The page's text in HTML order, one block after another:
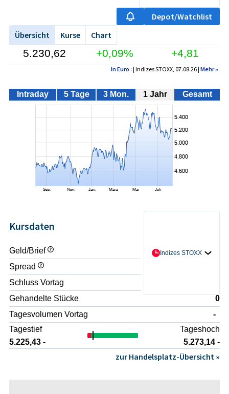
Depot/Watchlist
Übersicht
Kurse Chart
5.230,62 +0,09% +4,81
In Euro : | Indizes STOXX, 07.08.26 | Mehr»
Intraday 5 Tage 3 Mon. 1 Jahr Gesamt
Kursdaten
Indizes STOXX
Geld/Brief
- / -
Spread
Schluss Vortag
Gehandelte Stücke
0
Tagesvolumen Vortag
-
Tagestief
5.225,43 -
Tageshoch
5.273,14 -
zur Handelsplatz-Übersicht »